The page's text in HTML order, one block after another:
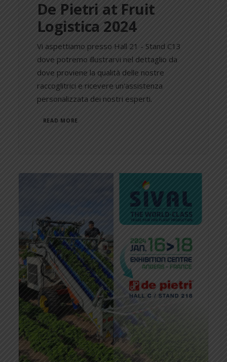
De Pietri at Fruit
Logistica 2024
Vi aspettiamo presso Hall 21 - Stand C13
dove potremo illustrarvi nel dettaglio da
dove proviene la qualità delle nostre
raccoglitrici e ricevere un'assistenza
personalizzata dei nostri esperti.
READ MORE